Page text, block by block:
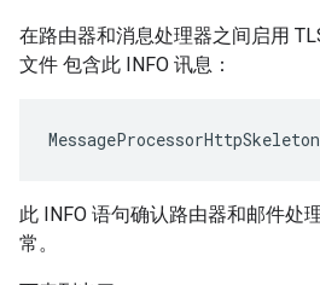
在路由器和消息处理器之间启用
文件 包含此 INFO 讯息：
此 INFO 语句确认路由器和邮件处
常。